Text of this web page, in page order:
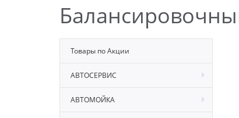
Товары по Акции
АВТОСЕРВИС
АВТОМОЙКА